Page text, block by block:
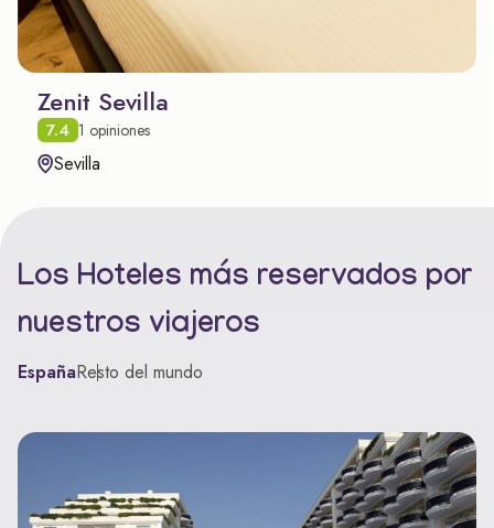
Zenit Sevilla
7.4 1 opiniones
Sevilla
Los Hoteles más reservados por
nuestros viajeros
EspañaResto del mundo